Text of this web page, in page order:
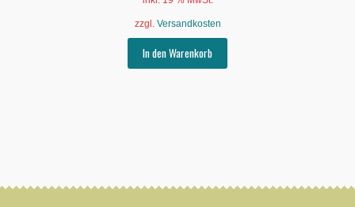
zzgl. Versandkosten
In den Warenkorb